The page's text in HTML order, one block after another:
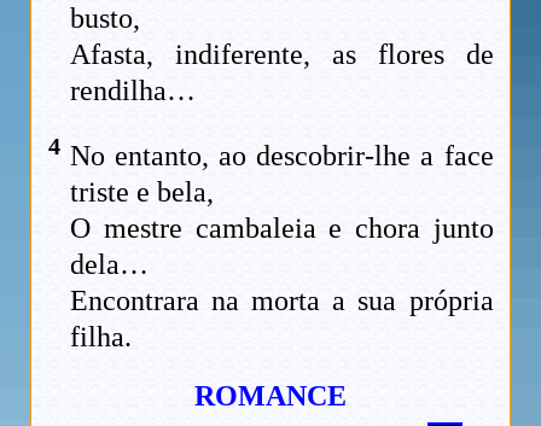
busto,
Afasta, indiferente, as flores de
rendilha…
4No entanto, ao descobrir-lhe a face
triste e bela,
O mestre cambaleia e chora junto
dela…
Encontrara na morta a sua própria
filha.
ROMANCE